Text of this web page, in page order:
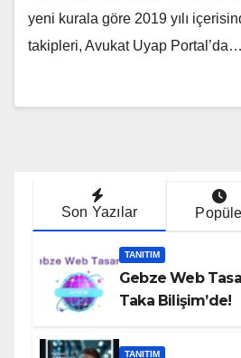
yeni kurala göre 2019 yılı
takipleri, Avukat Uyap Portal’da…
Son Yazılar
TANITIM
Gebze Web
Taka Bilişim’de!
TANITIM